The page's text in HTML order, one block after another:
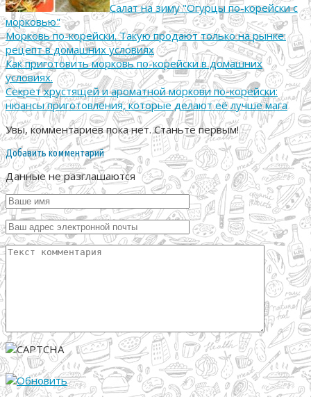
Салат на зиму "Огурцы по-корейски с
морковью"
Морковь по-корейски. Такую продают только на рынке:
рецепт в домашних условиях
Как приготовить морковь по-корейски в домашних
условиях.
Секрет хрустящей и ароматной моркови по-корейски:
нюансы приготовления, которые делают её лучше мага
Увы, комментариев пока нет. Станьте первым!
Добавить комментарий
Данные не разглашаются